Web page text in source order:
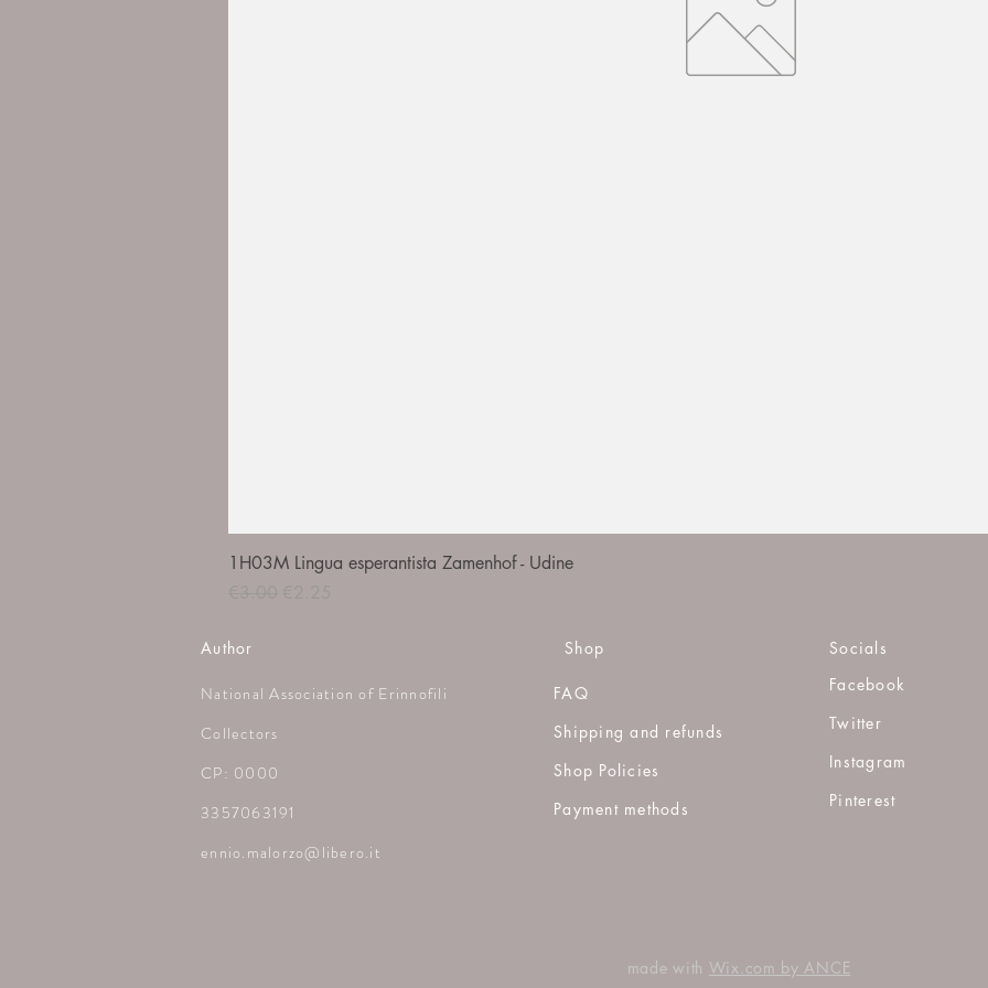
1H03M Lingua esperantista Zamenhof - Udine
Author
National Association of Erinnofili
Collectors
CP: 0000
3357063191
ennio.malorzo@libero.it
Shop
FAQ
Shipping and refunds
Shop Policies
Payment methods
Socials
Facebook
Twitter
Instagram
Pinterest
made with Wix.com by ANCE